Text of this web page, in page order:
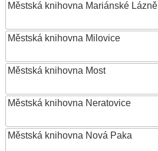
Městská knihovna Mariánské Lázně
Městská knihovna Milovice
Městská knihovna Most
Městská knihovna Neratovice
Městská knihovna Nová Paka